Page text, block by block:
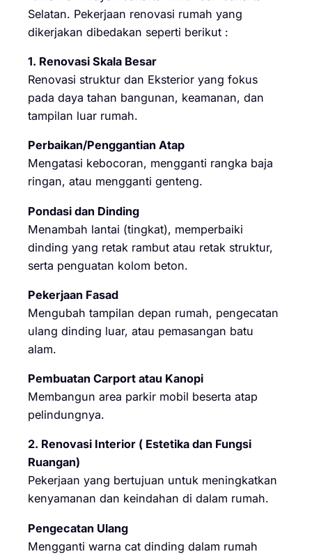
Selatan. Pekerjaan renovasi rumah yang
dikerjakan dibedakan seperti berikut :
1. Renovasi Skala Besar
Renovasi struktur dan Eksterior yang fokus
pada daya tahan bangunan, keamanan, dan
tampilan luar rumah.
Perbaikan/Penggantian Atap
Mengatasi kebocoran, mengganti rangka baja
ringan, atau mengganti genteng.
Pondasi dan Dinding
Menambah lantai (tingkat), memperbaiki
dinding yang retak rambut atau retak struktur,
serta penguatan kolom beton.
Pekerjaan Fasad
Mengubah tampilan depan rumah, pengecatan
ulang dinding luar, atau pemasangan batu
alam.
Pembuatan Carport atau Kanopi
Membangun area parkir mobil beserta atap
pelindungnya.
2. Renovasi Interior ( Estetika dan Fungsi
Ruangan)
Pekerjaan yang bertujuan untuk meningkatkan
kenyamanan dan keindahan di dalam rumah.
Pengecatan Ulang
Mengganti warna cat dinding dalam rumah